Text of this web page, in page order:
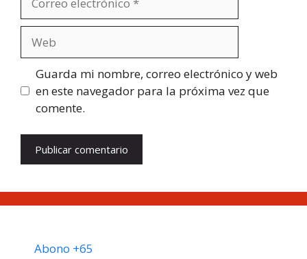
electrónico
Guarda mi nombre, correo electrónico y web
en este navegador para la próxima vez que
comente.
Abono +65